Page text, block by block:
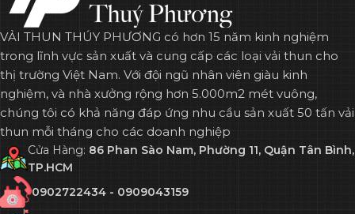
VẢI THUN THÚY PHƯƠNG có hơn 15 năm kinh nghiệm
trong lĩnh vực sản xuất và cung cấp các loại vải thun cho
thị trường Việt Nam. Với đội ngũ nhân viên giàu kinh
nghiệm, và nhà xưởng rộng hơn 5.000m2 mét vuông,
chúng tôi có khả năng đáp ứng nhu cầu sản xuất 50 tấn vải
thun mỗi tháng cho các doanh nghiệp
Cửa Hàng: 86 Phan Sào Nam, Phường 11, Quận Tân Bình,
TP.HCM
0902722434 - 0909043159